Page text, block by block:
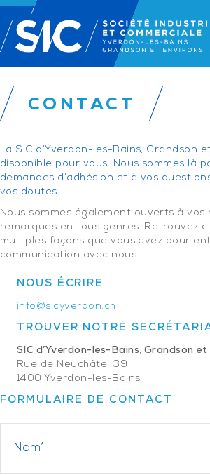
CONTACT
La SIC d’Yverdon-les-Bains, Grandson
disponible pour vous. Nous sommes là
demandes d’adhésion et à vos
vos doutes.
Nous sommes également ouverts à
remarques en tous genres. Retrouvez
multiples façons que vous avez pour
communication avec nous.
NOUS ÉCRIRE
info@sicyverdon.ch
TROUVER NOTRE
SIC d’Yverdon-les-Bains, Grandson et
Rue de Neuchâtel 39
1400 Yverdon-les-Bains
FORMULAIRE DE CONTACT